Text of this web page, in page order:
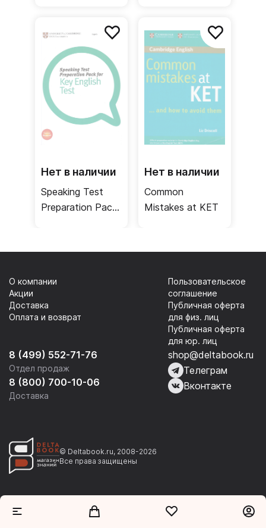
учителя
Нет в наличии
Speaking Test
Preparation Pack
Нет в наличии
Common
Mistakes at KET
8 (499) 552-71-76
Отдел продаж
8 (800) 700-10-06
Доставка
О компании
Акции
Доставка
Оплата и возврат
Пользовательское
соглашение
Публичная оферта
для физ. лиц
Публичная оферта
для юр. лиц
shop@deltabook.ru
Телеграм
Вконтакте
© Deltabook.ru, 2008-2026
Все права защищены